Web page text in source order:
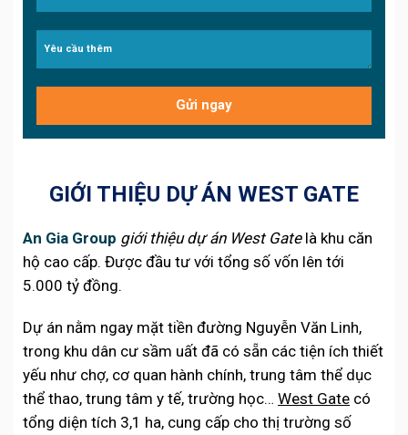
GIỚI THIỆU DỰ ÁN WEST GATE
An Gia Group giới thiệu dự án West Gatelà khu căn
hộ cao cấp. Được đầu tư với tổng số vốn lên tới
5.000 tỷ đồng.
Dự án nằm ngay mặt tiền đường Nguyễn Văn Linh,
trong khu dân cư sầm uất đã có sẵn các tiện ích thiết
yếu như chợ, cơ quan hành chính, trung tâm thể dục
thể thao, trung tâm y tế, trường học… West Gate có
tổng diện tích 3,1 ha, cung cấp cho thị trường số